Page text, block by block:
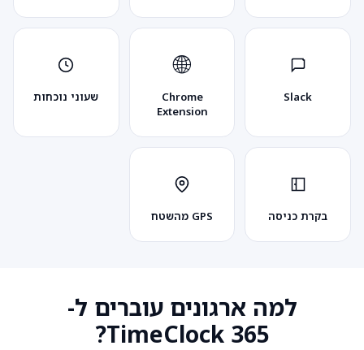
Slack
🌐
Chrome
Extension
שעוני נוכחות
בקרת כניסה GPS מהשטח
למה ארגונים עוברים ל-
TimeClock 365?